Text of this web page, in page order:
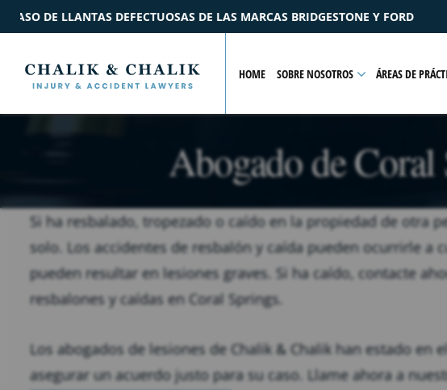
MARCAS BRIDGESTONE Y FORD $2.2MACUERDOPOR UN ACCIDENTE
HOME SOBRE NOSOTROS ÁREAS DE
Abogado de Coral
Si ha resbalado, tropezado o caído en la propiedad de otra
solo. Los accidentes de resbalón y caída pueden ocurrirle a
pueden resultar en lesiones graves. Si ha caído, contacte
resbalones y caídas en Coral Springs.
Los abogados de lesiones de Chalik & Chalik han estado en
asegurar un acuerdo justo para su caso. Llame ahora a